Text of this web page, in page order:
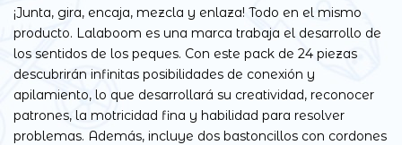
¡Junta, gira, encaja, mezcla y enlaza! Todo en el mismo
producto. Lalaboom es una marca trabaja el desarrollo de
los sentidos de los peques. Con este pack de 24 piezas
descubrirán infinitas posibilidades de conexión y
apilamiento, lo que desarrollará su creatividad, reconocer
patrones, la motricidad fina y habilidad para resolver
problemas. Además, incluye dos bastoncillos con cordones